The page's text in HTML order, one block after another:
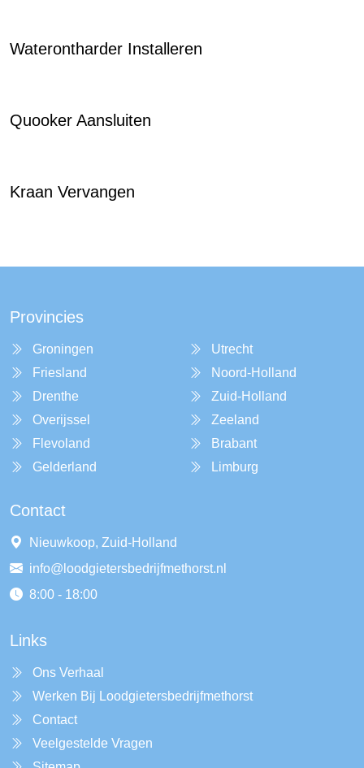
Waterontharder Installeren
Quooker Aansluiten
Kraan Vervangen
Provincies
Groningen
Friesland
Drenthe
Overijssel
Flevoland
Gelderland
Utrecht
Noord-Holland
Zuid-Holland
Zeeland
Brabant
Limburg
Contact
Nieuwkoop, Zuid-Holland
info@loodgietersbedrijfmethorst.nl
8:00 - 18:00
Links
Ons Verhaal
Werken Bij Loodgietersbedrijfmethorst
Contact
Veelgestelde Vragen